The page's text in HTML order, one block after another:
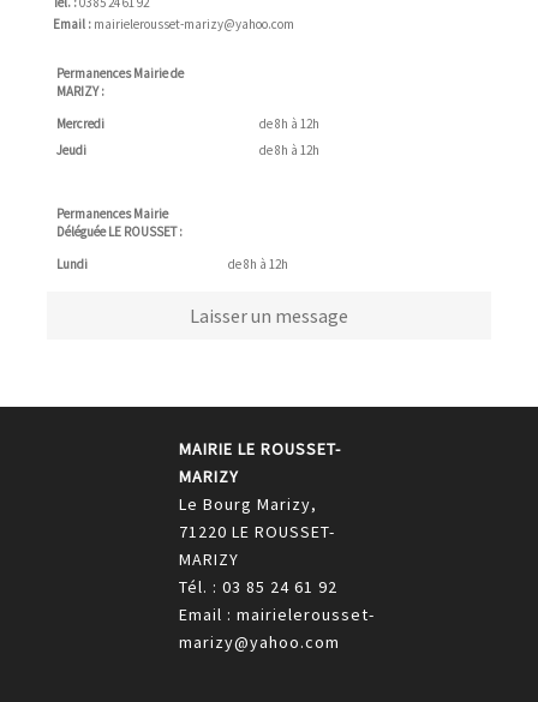
Email : mairielerousset-marizy@yahoo.com
Permanences Mairie de
MARIZY :
Mercredi
de 8h à 12h
Jeudi
de 8h à 12h
Permanences Mairie
Déléguée LE ROUSSET :
Lundi
de 8h à 12h
Laisser un message
MAIRIE LE ROUSSET-
MARIZY
Le Bourg Marizy,
71220 LE ROUSSET-
MARIZY
Tél. : 03 85 24 61 92
Email : mairielerousset-
marizy@yahoo.com